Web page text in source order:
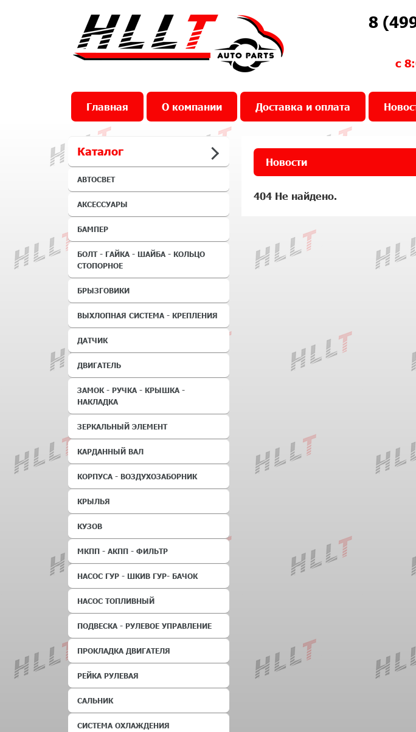
8
с
Главная О компании Доставка и оплата
Каталог
АВТОСВЕТ
АКСЕССУАРЫ
БАМПЕР
БОЛТ - ГАЙКА - ШАЙБА - КОЛЬЦО
СТОПОРНОЕ
БРЫЗГОВИКИ
ВЫХЛОПНАЯ СИСТЕМА - КРЕПЛЕНИЯ
ДАТЧИК
ДВИГАТЕЛЬ
ЗАМОК - РУЧКА - КРЫШКА -
НАКЛАДКА
ЗЕРКАЛЬНЫЙ ЭЛЕМЕНТ
КАРДАННЫЙ ВАЛ
КОРПУСА - ВОЗДУХОЗАБОРНИК
КРЫЛЬЯ
КУЗОВ
МКПП - АКПП - ФИЛЬТР
НАСОС ГУР - ШКИВ ГУР- БАЧОК
НАСОС ТОПЛИВНЫЙ
ПОДВЕСКА - РУЛЕВОЕ УПРАВЛЕНИЕ
ПРОКЛАДКА ДВИГАТЕЛЯ
РЕЙКА РУЛЕВАЯ
САЛЬНИК
СИСТЕМА ОХЛАЖДЕНИЯ
Новости
404 Не найдено.